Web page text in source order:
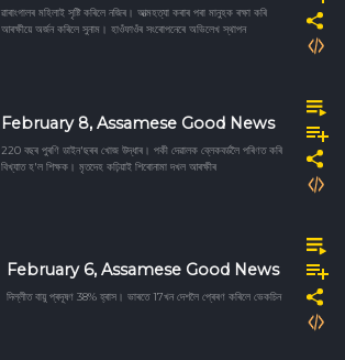
ৱাৰাংগালৰ মহিলাই সৃষ্টি কৰিলে নজিৰ। আত্মহত্যা কৰাৰ পৰা মানুহক ৰক্ষা কৰি
আৰক্ষীয়ে অৰ্জন কৰিলে সুনাম। হাওঁফাওঁৰ সংৰোপনেৰে অভিলেখ স্থাপন
February 8, Assamese Good News
220 বছৰ পুৰণি ডাইন'ছৰৰ খোজ উদ্ধাৰ। পকী দেৱালক ব্লেকবৰ্ডলৈ পৰিণত কৰি
বিখ্যাত হ'ল শিক্ষক। মৃতদেহ কঢ়িয়াই শিৰোনামা দখল আৰক্ষীৰ
February 6, Assamese Good News
দিল্লীত বায়ু প্ৰদূষণ 38% হ্ৰাস। ভাৰতে 17খন দেশলৈ প্ৰেৰণ কৰিলে ভেকচিন